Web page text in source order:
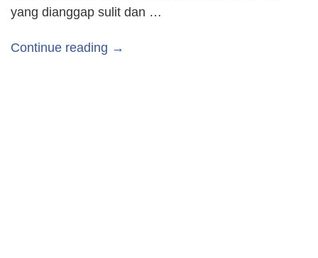
yang dianggap sulit dan …
Continue reading →